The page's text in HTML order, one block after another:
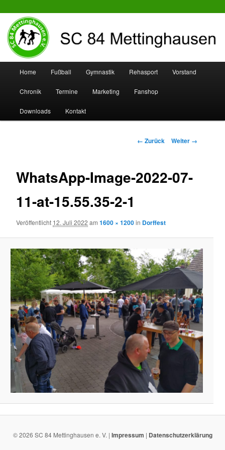
SC 84 Mettinghausen
Zum
Inhalt
wechseln
Zum
sekundären
Inhalt
Home Fußball Gymnastik Rehasport Vorstand
Chronik Termine Marketing Fanshop
Downloads Kontakt
Bilder-
← Zurück Weiter →
WhatsApp-Image-2022-07-
11-at-15.55.35-2-1
Veröffentlicht 12. Juli 2022 am1600 × 1200in Dorffest
© 2026 SC 84 Mettinghausen e. V. | Impressum | Datenschutzerklärung